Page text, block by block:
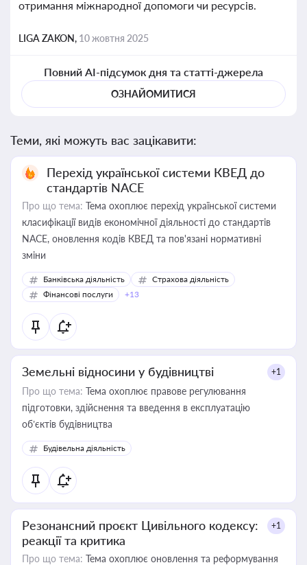
отримання міжнародної допомоги чи ресурсів.
LIGA ZAKON, 10 жовтня 2025
Повний AI-підсумок дня та статті-джерела
ОЗНАЙОМИТИСЯ
Теми, які можуть вас зацікавити:
Перехід української системи КВЕД до
стандартів NACE
Про що тема: Тема охоплює перехід української системи
класифікації видів економічної діяльності до стандартів
NACE, оновлення кодів КВЕД та пов'язані нормативні
зміни
Банківська діяльність
Страхова діяльність
Фінансові послуги
+13
Земельні відносини у будівництві +1
Про що тема: Тема охоплює правове регулювання
підготовки, здійснення та введення в експлуатацію
об’єктів будівництва
Будівельна діяльність
Резонансний проєкт Цивільного кодексу:
реакції та критика
+1
Про що тема: Тема охоплює оновлення та реформування